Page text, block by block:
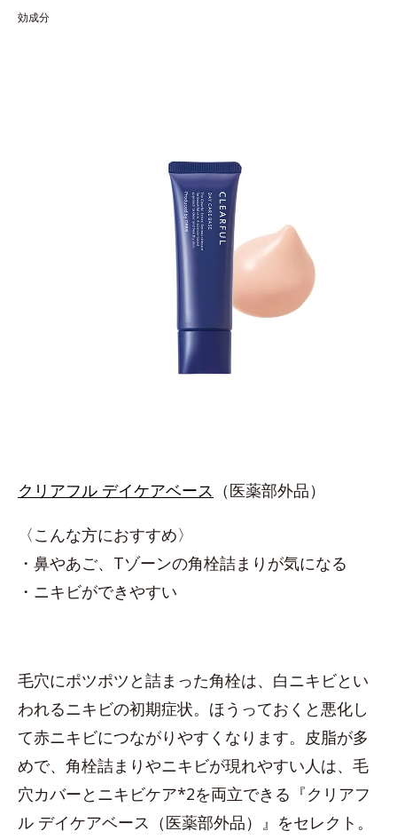
効成分
クリアフル デイケアベース （医薬部外品）
〈こんな方におすすめ〉
・鼻やあご、Tゾーンの角栓詰まりが気になる
・ニキビができやすい
毛穴にポツポツと詰まった角栓は、白ニキビとい
われるニキビの初期症状。ほうっておくと悪化し
て赤ニキビにつながりやすくなります。皮脂が多
めで、角栓詰まりやニキビが現れやすい人は、毛
穴カバーとニキビケア*2を両立できる『クリアフ
ル デイケアベース（医薬部外品）』をセレクト。